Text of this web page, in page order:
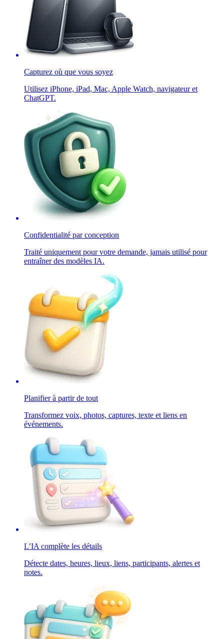
Capturez où que vous soyez
Utilisez iPhone, iPad, Mac, Apple Watch, navigateur et
ChatGPT.
Confidentialité par conception
Traité uniquement pour votre demande, jamais utilisé pour
entraîner des modèles IA.
Planifier à partir de tout
Transformez voix, photos, captures, texte et liens en
événements.
L’IA complète les détails
Détecte dates, heures, lieux, liens, participants, alertes et
notes.